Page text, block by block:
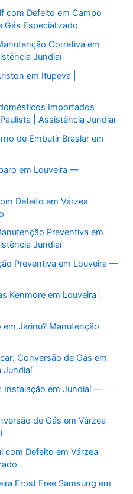
com Defeito em Campo
Gás Especializado
Corretiva em
Jundiaí
em Itupeva |
Importados
| Assistência Jundiaí
de Embutir Braslar em
em Louveira —
Defeito em Várzea
Preventiva em
Jundiaí
Preventiva em Louveira —
Kenmore em Louveira |
Jarinu? Manutenção
Conversão de Gás em
Jundiaí
Instalação em Jundiaí —
de Gás em Várzea
Defeito em Várzea
Frost Free Samsung em